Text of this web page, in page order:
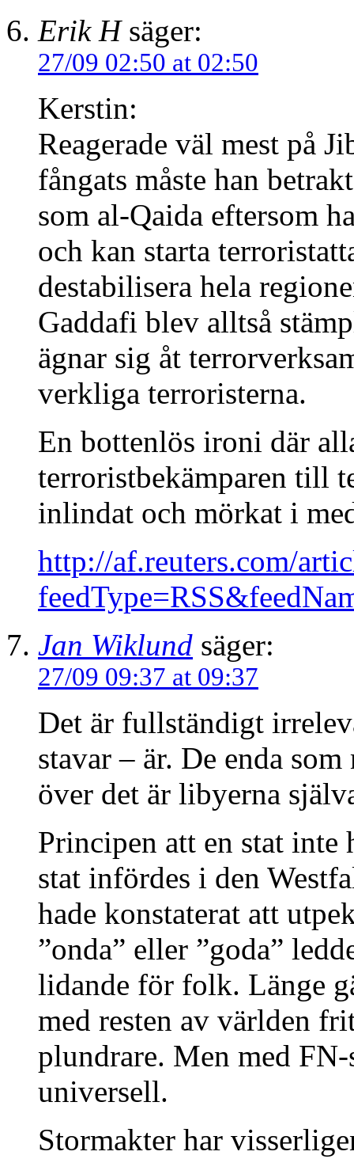
Erik Hsäger:
27/09 02:50 at 02:50
Kerstin:
Reagerade väl mest på
fångats måste han
som al-Qaida eftersom
och kan starta
destabilisera hela
Gaddafi blev alltså
ägnar sig åt
verkliga terroristerna.
En bottenlös ironi där
terroristbekämparen till
inlindat och mörkat i
http://af.reuters.com/
Jan Wiklund säger:
27/09 09:37 at 09:37
Det är fullständigt
stavar – är. De enda
över det är libyerna
Principen att en stat inte
stat infördes i den
hade konstaterat att
”onda” eller ”goda”
lidande för folk. Länge
med resten av världen
plundrare. Men med
universell.
Stormakter har